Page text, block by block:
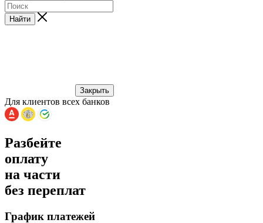
Найти
Закрыть
Для клиентов всех банков
Разбейте
оплату
на части
без переплат
График платежей